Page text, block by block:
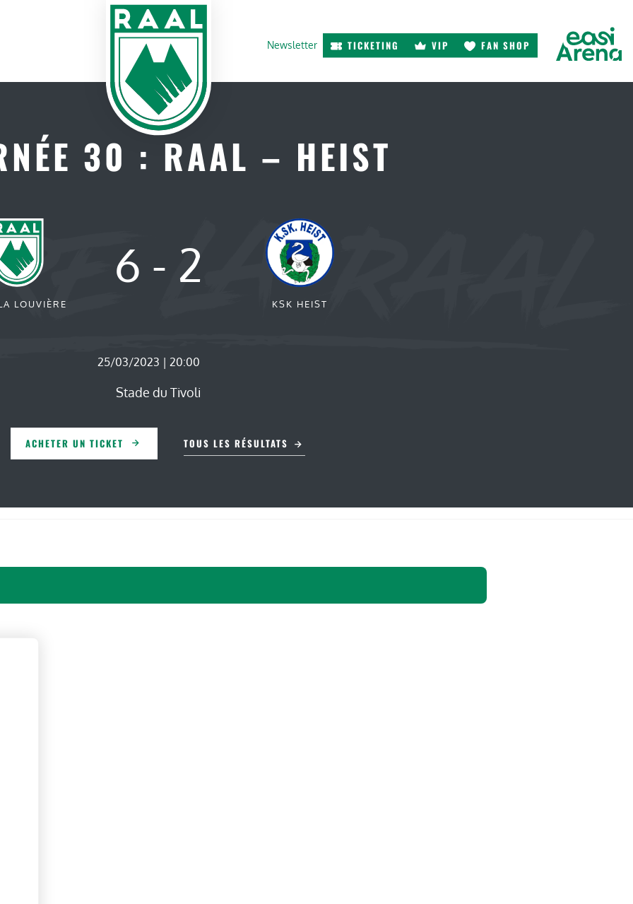
Newsletter TICKETING VIP FAN SHOP
30 : RAAL – HEIST
LOUVIÈRE
6 - 2
KSK HEIST
25/03/2023 | 20:00
Stade du Tivoli
ACHETER UN TICKET TOUS LES RÉSULTATS